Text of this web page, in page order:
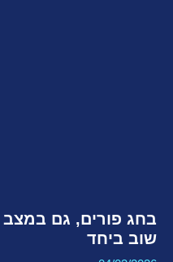
בחג פורים, גם במצב
שוב ביחד